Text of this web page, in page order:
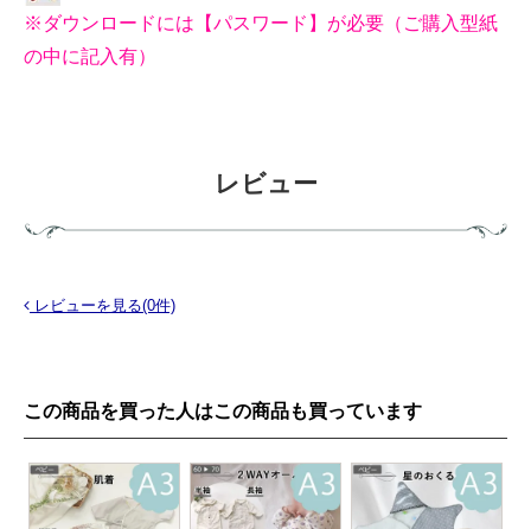
※ダウンロードには【パスワード】が必要（ご購入型紙
の中に記入有）
レビュー
レビューを見る(0件)
この商品を買った人はこの商品も買っています